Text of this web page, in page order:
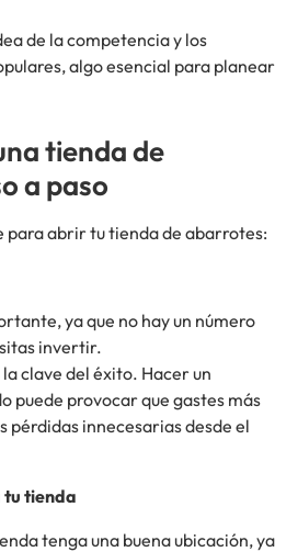
de la competencia y los
algo esencial para planear
tienda de
a paso
para abrir tu tienda de abarrotes:
ya que no hay un número
invertir.
clave del éxito. Hacer un
puede provocar que gastes más
pérdidas innecesarias desde el
tu tienda
tenga una buena ubicación, ya